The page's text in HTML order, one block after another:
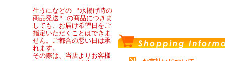
生うになどの "水揚げ時の
商品発送" の商品につきま
しても、お届け希望日をご
指定いただくことはできま
せん。ご都合の悪い日は承
れます。
その際は、当店よりお客様